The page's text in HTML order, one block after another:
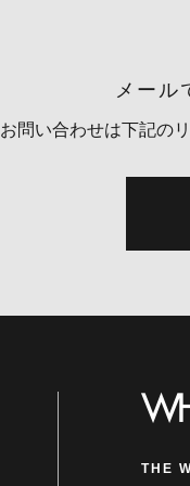
メール
お問い合わせは下記の
THE